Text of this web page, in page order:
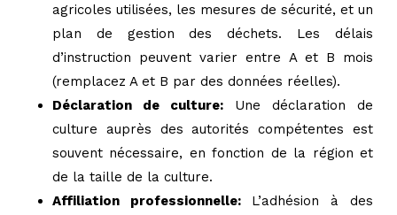
agricoles utilisées, les mesures de sécurité, et un
plan de gestion des déchets. Les délais
d’instruction peuvent varier entre A et B mois
(remplacez A et B par des données réelles).
Déclaration de culture: Une déclaration de
culture auprès des autorités compétentes est
souvent nécessaire, en fonction de la région et
de la taille de la culture.
Affiliation professionnelle: L’adhésion à des